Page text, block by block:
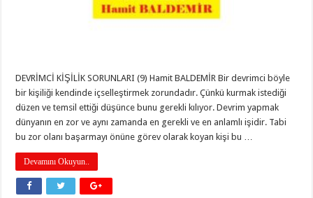
DEVRİMCİ KİŞİLİK SORUNLARI (9) Hamit BALDEMİR Bir devrimci böyle
bir kişiliği kendinde içselleştirmek zorundadır. Çünkü kurmak istediği
düzen ve temsil ettiği düşünce bunu gerekli kılıyor. Devrim yapmak
dünyanın en zor ve aynı zamanda en gerekli ve en anlamlı işidir. Tabi
bu zor olanı başarmayı önüne görev olarak koyan kişi bu …
Devamını Okuyun..